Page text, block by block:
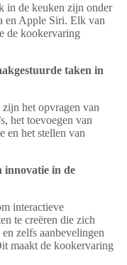
in de keuken zijn onder
en Apple Siri. Elk van
de kookervaring
taken in
het opvragen van
het toevoegen van
en het stellen van
innovatie in de
interactieve
te creëren die zich
zelfs aanbevelingen
maakt de kookervaring